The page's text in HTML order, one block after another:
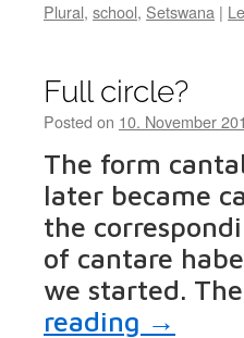
Plural, school, Setswana |
Full circle?
Posted on 10. November
The form
later became
the
of cantare
we started.
reading →